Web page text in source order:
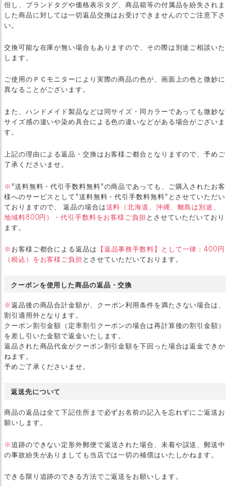
但し、ブランドタグや価格表示タグ、商品箱等の付属品を紛失されま
した商品に対しては一切返品交換はお受けできませんのでご注意下さ
い。
交換可能な在庫が無い場合もありますので、その際は別途ご相談いた
します。
ご使用のＰＣモニターにより実際の商品の色が、画面上の色と微妙に
異なることがございます。
また、ハンドメイド製品などは同サイズ・同カラーであっても微妙な
サイズ感の違いや染め具合による色の違いなどがある場合がございま
す。
上記の理由による返品・交換はお客様ご都合となりますので、予めご
了承くださいませ。
※ "送料無料・代引手数料無料"の商品であっても、ご購入されたお客
様へのサービスとして"送料無料・代引手数料無料"とさせていただい
ておりますので、 返品の場合は送料（北海道、沖縄、離島は別途、
地域料800円）・代引手数料をお客様ご負担 とさせていただいており
ます。
※ お客様ご都合による返品は 【返品事務手数料】として一律：400円
（税込）をお客様ご負担 とさせていただいております。
クーポンを使用した商品の返品・交換
※返品後の商品合計金額が、クーポン利用条件を満たさない場合は、
割引適用外となります。
クーポン割引金額（定率割引クーポンの場合は再計算後の割引金額）
を差し引いた金額で返金いたします。
返品された商品代金がクーポン割引金額を下回った場合は返金できか
ねます。
予めご了承くださいませ。
返送先について
商品の返品は全て下記住所まで必ずお名前の記入を忘れずにご返送お
願いします。
※追跡のできない定形外郵便で返送された場合、未着や誤送、郵送中
の事故紛失がありましても当店では一切の補償はいたしかねます。
できる限り追跡のできる方法でご返送をお願いします。